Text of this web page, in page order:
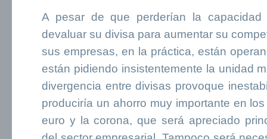
A pesar de que perderían la
devaluar su divisa para aumentar su
sus empresas, en la práctica, están
están pidiendo insistentemente la unidad
divergencia entre divisas provoque
produciría un ahorro muy importante en
euro y la corona, que será apreciado